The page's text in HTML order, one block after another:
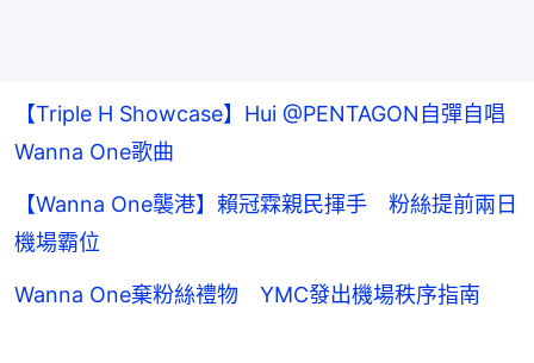
【Triple H Showcase】Hui @PENTAGON自彈自唱
Wanna One歌曲
【Wanna One襲港】賴冠霖親民揮手 粉絲提前兩日
機場霸位
Wanna One棄粉絲禮物 YMC發出機場秩序指南